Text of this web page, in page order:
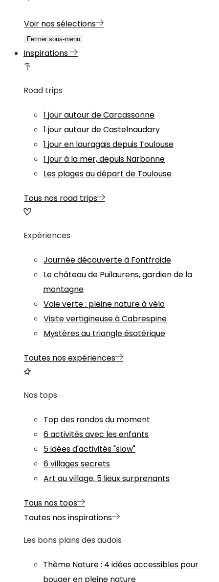
Voir nos sélections
Fermer sous-menu
Inspirations
Road trips
1 jour autour de Carcassonne
1 jour autour de Castelnaudary
1 jour en lauragais depuis Toulouse
1 jour à la mer, depuis Narbonne
Les plages au départ de Toulouse
Tous nos road trips
Expériences
Journée découverte à Fontfroide
Le château de Puilaurens, gardien de la
montagne
Voie verte : pleine nature à vélo
Visite vertigineuse à Cabrespine
Mystères au triangle ésotérique
Toutes nos expériences
Nos tops
Top des randos du moment
6 activités avec les enfants
5 idées d'activités "slow"
6 villages secrets
Art au village, 5 lieux surprenants
Tous nos tops
Toutes nos inspirations
Les bons plans des audois
Thème Nature: 4 idées accessibles pour
bouger en pleine nature